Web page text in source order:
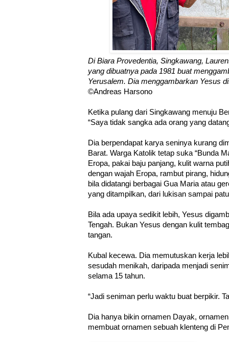
Di Biara Provedentia, Singkawang,
yang dibuatnya pada 1981 buat
Yerusalem. Dia menggambarkan Yesus
©Andreas Harsono
Ketika pulang dari Singkawang menuju
“Saya tidak sangka ada orang yang
Dia berpendapat karya seninya kurang
Barat. Warga Katolik tetap suka “Bunda
Eropa, pakai baju panjang, kulit warna
dengan wajah Eropa, rambut pirang,
bila didatangi berbagai Gua Maria atau
yang ditampilkan, dari lukisan sampai
Bila ada upaya sedikit lebih, Yesus
Tengah. Bukan Yesus dengan kulit
tangan.
Kubal kecewa. Dia memutuskan kerja
sesudah menikah, daripada menjadi
selama 15 tahun.
“Jadi seniman perlu waktu buat berpikir.
Dia hanya bikin ornamen Dayak,
membuat ornamen sebuah klenteng di